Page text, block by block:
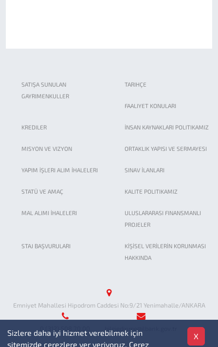
SATIŞA SUNULAN
GAYRIMENKULLER
TARIHÇE
FAALIYET KONULARI
KREDILER İNSAN KAYNAKLARI POLITIKAMIZ
MISYON VE VIZYON ORTAKLIK YAPISI VE SERMAYESI
YAPIM İŞLERI ALIM İHALELERI SINAV İLANLARI
STATÜ VE AMAÇ KALITE POLITIKAMIZ
MAL ALIMI İHALELERI
ULUSLARARASI FINANSMANLI
PROJELER
STAJ BAŞVURULARI
KİŞİSEL VERİLERİN KORUNMASI
HAKKINDA
Emniyet Mahallesi Hipodrom Caddesi No:9/21 Yenimahalle/ANKARA
0 (312) 508 70 00 bilgiedinme@ilbank.gov.tr
Sizlere daha iyi hizmet verebilmek için
sitemizde çerezlere yer veriyoruz. Çerez
X